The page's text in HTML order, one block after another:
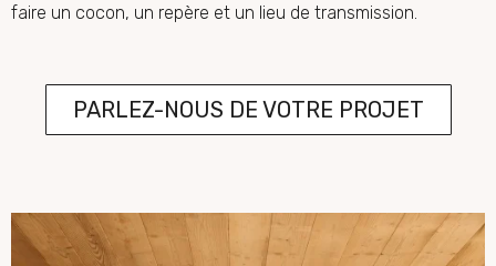
faire un cocon, un repère et un lieu de transmission.
PARLEZ-NOUS DE VOTRE PROJET